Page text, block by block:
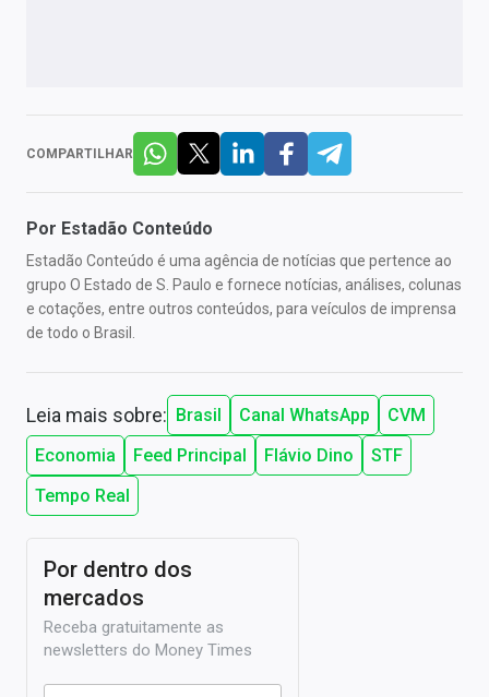
COMPARTILHAR
Por Estadão Conteúdo
Estadão Conteúdo é uma agência de notícias que pertence ao
grupo O Estado de S. Paulo e fornece notícias, análises, colunas
e cotações, entre outros conteúdos, para veículos de imprensa
de todo o Brasil.
Leia mais sobre: Brasil Canal WhatsApp
CVM
Economia
Feed Principal Flávio Dino
STF
Tempo Real
Por dentro dos
mercados
Receba gratuitamente as
newsletters do Money Times